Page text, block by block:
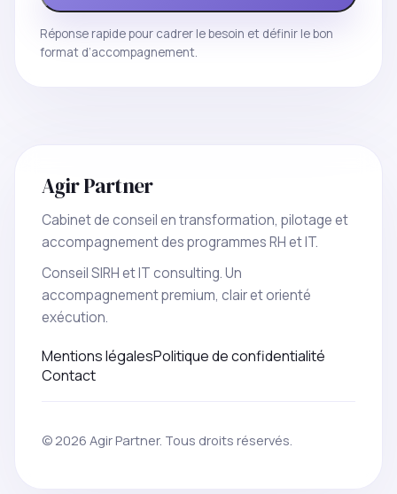
Réponse rapide pour cadrer le besoin et définir le bon
format d’accompagnement.
Agir Partner
Cabinet de conseil en transformation, pilotage et
accompagnement des programmes RH et IT.
Conseil SIRH et IT consulting. Un
accompagnement premium, clair et orienté
exécution.
Mentions légalesPolitique de confidentialité
Contact
© 2026 Agir Partner. Tous droits réservés.